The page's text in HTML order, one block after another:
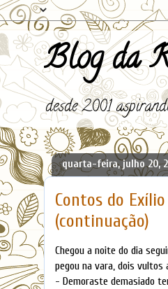
Blog da
desde 2001
quarta-feira, julho 20,
Contos do
(continuação)
Chegou a noite do dia
pegou na vara, dois
- Demoraste demasiado